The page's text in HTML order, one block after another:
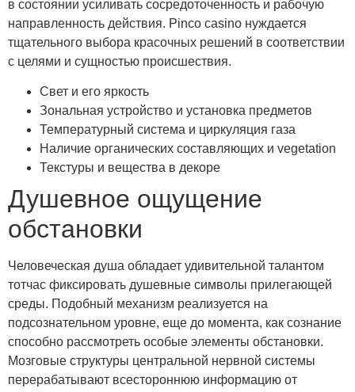
в состоянии усиливать сосредоточенность и рабочую
направленность действия. Pinco casino нуждается
тщательного выбора красочных решений в соответствии
с целями и сущностью происшествия.
Свет и его яркость
Зональная устройство и установка предметов
Температурный система и циркуляция газа
Наличие органических составляющих и vegetation
Текстуры и вещества в декоре
Душевное ощущение
обстановки
Человеческая душа обладает удивительной талантом
тотчас фиксировать душевные символы прилегающей
среды. Подобный механизм реализуется на
подсознательном уровне, еще до момента, как сознание
способно рассмотреть особые элементы обстановки.
Мозговые структуры центральной нервной системы
перерабатывают всестороннюю информацию от